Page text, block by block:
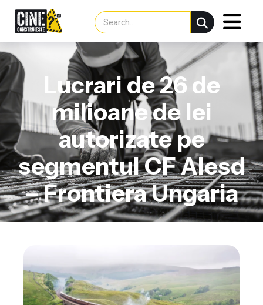
Lucrari de 26 de
milioane de lei
autorizate pe
segmentul CF Alesd
– Frontiera Ungaria